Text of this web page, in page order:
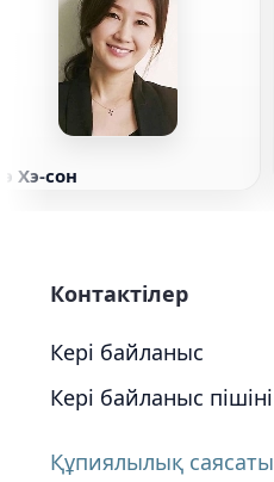
Хэ-сон
Контактілер
Кері байланыс
Кері байланыс пішіні
Құпиялылық саясаты